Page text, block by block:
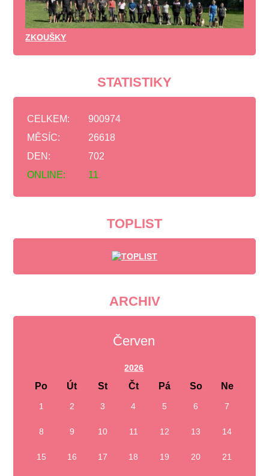
ZKOUŠKY
STATISTIKY
ONLINE: 11
CELKEM:
900974
MĚSÍC:
26618
DEN:
702
TOPLIST
ARCHIV
Červen
2026
Po Út St Čt Pá So Ne
1 2 3 4 5 6 7
8 9 10 11 12 13 14
15 16 17 18 19 20 21